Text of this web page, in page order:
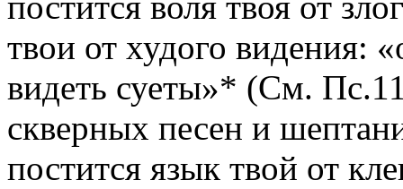
твои от худого видения:
видеть суеты»* (См.
скверных песен и
постится язык твой от